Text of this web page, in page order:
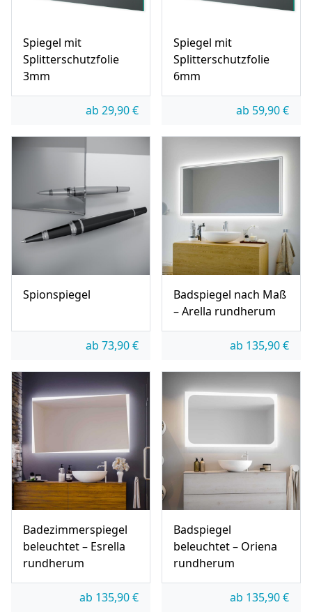
Spiegel mit
Splitterschutzfolie
3mm
ab 29,90€
Spiegel mit
Splitterschutzfolie
6mm
ab 59,90€
Spionspiegel
ab 73,90€
Badspiegel nach Maß
– Arella rundherum
ab 135,90€
Badezimmerspiegel
beleuchtet – Esrella
rundherum
ab 135,90€
Badspiegel
beleuchtet – Oriena
rundherum
ab 135,90€